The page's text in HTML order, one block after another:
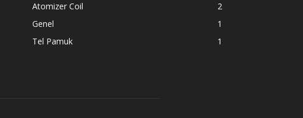
Atomizer Coil
2
Genel
1
Tel Pamuk
1